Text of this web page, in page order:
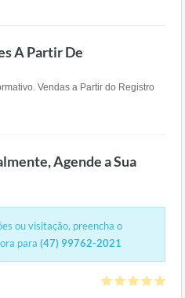
A Partir De
Vendas a Partir do Registro
Agende a Sua
ou visitação, preencha o
para (47) 99762-2021